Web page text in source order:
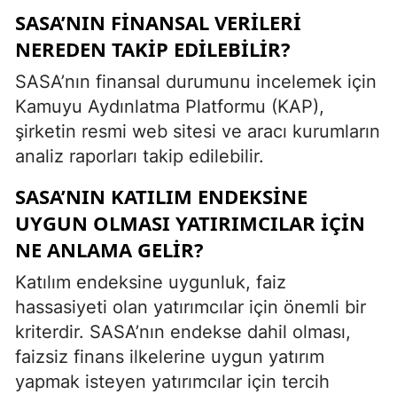
SASA’NIN FINANSAL VERILERI
NEREDEN TAKIP EDILEBILIR?
SASA’nın finansal durumunu incelemek için
Kamuyu Aydınlatma Platformu (KAP),
şirketin resmi web sitesi ve aracı kurumların
analiz raporları takip edilebilir.
SASA’NIN KATILIM ENDEKSINE
UYGUN OLMASI YATIRIMCILAR IÇIN
NE ANLAMA GELIR?
Katılım endeksine uygunluk, faiz
hassasiyeti olan yatırımcılar için önemli bir
kriterdir. SASA’nın endekse dahil olması,
faizsiz finans ilkelerine uygun yatırım
yapmak isteyen yatırımcılar için tercih